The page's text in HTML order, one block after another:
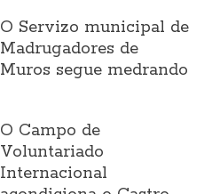
O Servizo municipal de
Madrugadores de
Muros segue medrando
O Campo de
Voluntariado
Internacional